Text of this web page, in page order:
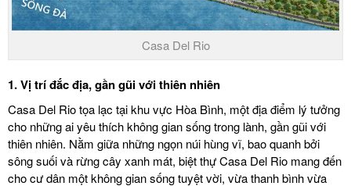
Casa Del Rio
1.Vị trí đắc địa, gần gũi với thiên nhiên
Casa Del Rio tọa lạc tại khu vực Hòa Bình, một địa điểm lý tưởng
cho những ai yêu thích không gian sống trong lành, gần gũi với
thiên nhiên. Nằm giữa những ngọn núi hùng vĩ, bao quanh bởi
sông suối và rừng cây xanh mát, biệt thự Casa Del Rio mang đến
cho cư dân một không gian sống tuyệt vời, vừa thanh bình vừa